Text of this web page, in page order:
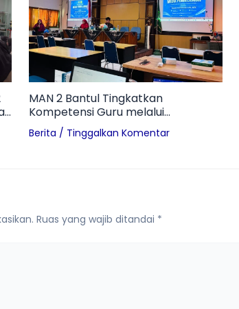
MAN 2 Bantul Tingkatkan
Kompetensi Guru melalui
Workshop Media Pembelajaran
Inovatif di Era Digital
Berita / Tinggalkan Komentar
Ruas yang wajib ditandai *